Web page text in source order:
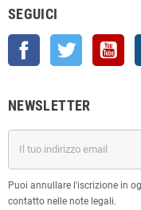
SEGUICI
Facebook Twitter
NEWSLETTER
Puoi annullare l'iscrizione in
contatto nelle note legali.